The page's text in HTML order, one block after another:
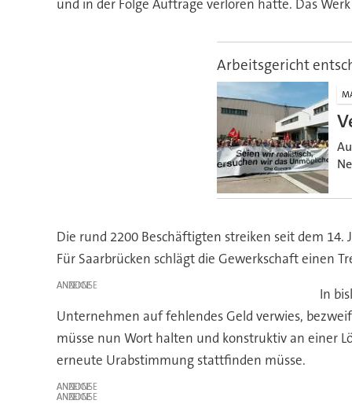
und in der Folge Aufträge verloren hatte. Das
Arbeitsgericht
Die rund 2200 Beschäftigten streiken seit dem
Für Saarbrücken schlägt die Gewerkschaft einen
ANZEIGE
In
Unternehmen auf fehlendes Geld verwies,
müsse nun Wort halten und konstruktiv an einer
erneute Urabstimmung stattfinden müsse.
ANZEIGE
ANZEIGE